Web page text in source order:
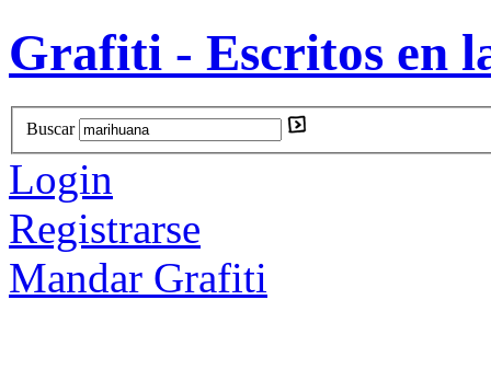
Grafiti - Escritos en
Buscar
Login
Registrarse
Mandar Grafiti